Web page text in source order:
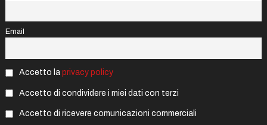
Email
Accetto la privacy policy
Accetto di condividere i miei dati con terzi
Accetto di ricevere comunicazioni commerciali